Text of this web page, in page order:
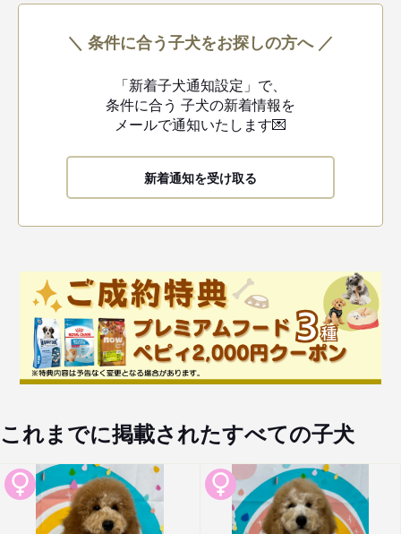
＼ 条件に合う子犬をお探しの方へ ／
「新着子犬通知設定」で、
条件に合う 子犬の新着情報を
メールで通知いたします💌
新着通知を受け取る
これまでに掲載されたすべての子犬